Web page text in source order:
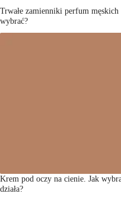
Trwałe zamienniki perfum
wybrać?
Krem pod oczy na cienie. Jak
działa?